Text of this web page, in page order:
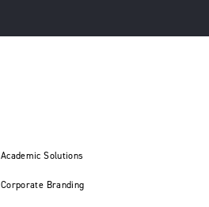
Academic Solutions
Corporate Branding